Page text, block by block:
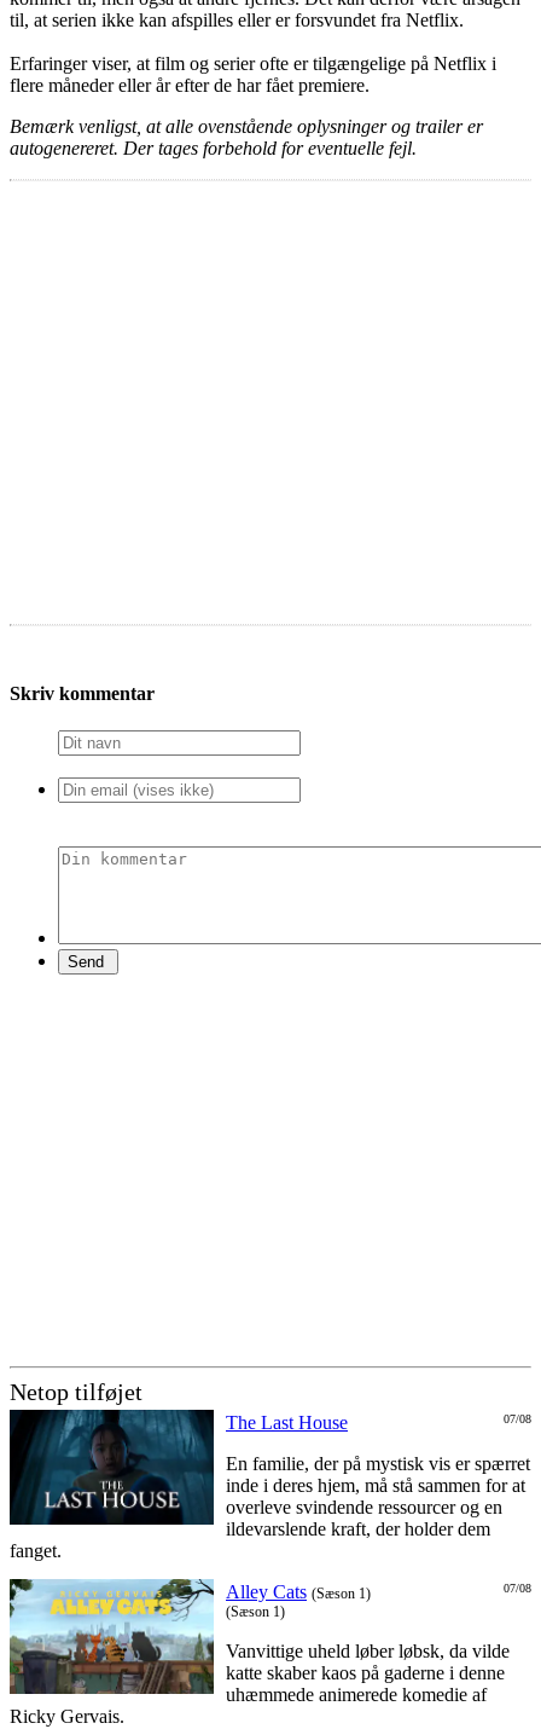
til, at serien ikke kan afspilles eller er forsvundet fra Netflix.
Erfaringer viser, at film og serier ofte er tilgængelige på Netflix i
flere måneder eller år efter de har fået premiere.
Bemærk venligst, at alle ovenstående oplysninger og trailer er
autogenereret. Der tages forbehold for eventuelle fejl.
Skriv kommentar
Netop tilføjet
07/08
The Last House
En familie, der på mystisk vis er spærret
inde i deres hjem, må stå sammen for at
overleve svindende ressourcer og en
ildevarslende kraft, der holder dem
fanget.
07/08
Alley Cats (Sæson 1)
(Sæson 1)
Vanvittige uheld løber løbsk, da vilde
katte skaber kaos på gaderne i denne
uhæmmede animerede komedie af
Ricky Gervais.